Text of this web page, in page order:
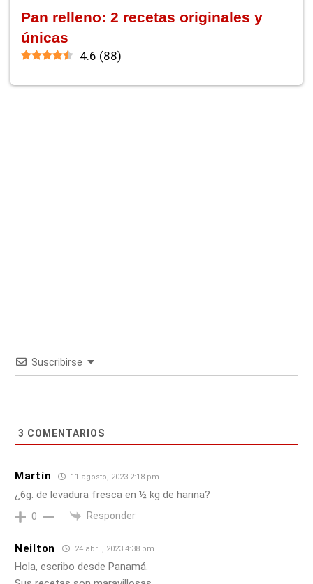
Pan relleno: 2 recetas originales y
únicas
4.6 (88)
Suscribirse
3 COMENTARIOS
Martín 11 agosto, 2023 2:18 pm
¿6g. de levadura fresca en ½ kg de harina?
0 Responder
Neilton 24 abril, 2023 4:38 pm
Hola, escribo desde Panamá.